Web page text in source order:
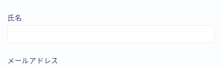
氏名
メールアドレス